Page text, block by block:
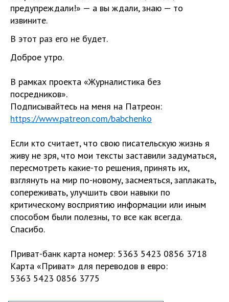
предупреждали!» — а вы ждали, знаю — то
извините.
В этот раз его не будет.
Доброe утро.
В рамках проекта «Журналистика без
посредников».
Подписывайтесь на меня на Патреон:
https://www.patreon.com/babchenko
Если кто считает, что свою писательскую жизнь я
живу не зря, что мои тексты заставили задуматься,
пересмотреть какие-то решения, принять их,
взглянуть на мир по-новому, засмеяться, заплакать,
сопереживать, улучшить свои навыки по
критическому восприятию информации или иным
способом были полезны, то все как всегда.
Спасибо.
Приват-банк карта номер: 5363 5423 0856 3718
Карта «Приват» для переводов в евро:
5363 5423 0856 3775